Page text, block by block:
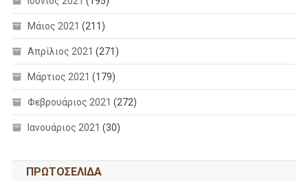
Μάιος 2021 (211)
Απρίλιος 2021 (271)
Μάρτιος 2021 (179)
Φεβρουάριος 2021 (272)
Ιανουάριος 2021 (30)
ΠΡΩΤΟΣΕΛΙΔΑ